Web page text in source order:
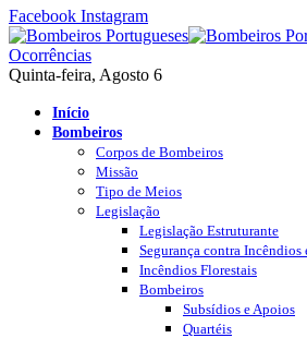
Facebook Instagram
Ocorrências
Quinta-feira, Agosto 6
Início
Bombeiros
Corpos de Bombeiros
Missão
Tipo de Meios
Legislação
Legislação Estruturante
Segurança contra
Incêndios Florestais
Bombeiros
Subsídios e Apoios
Quartéis